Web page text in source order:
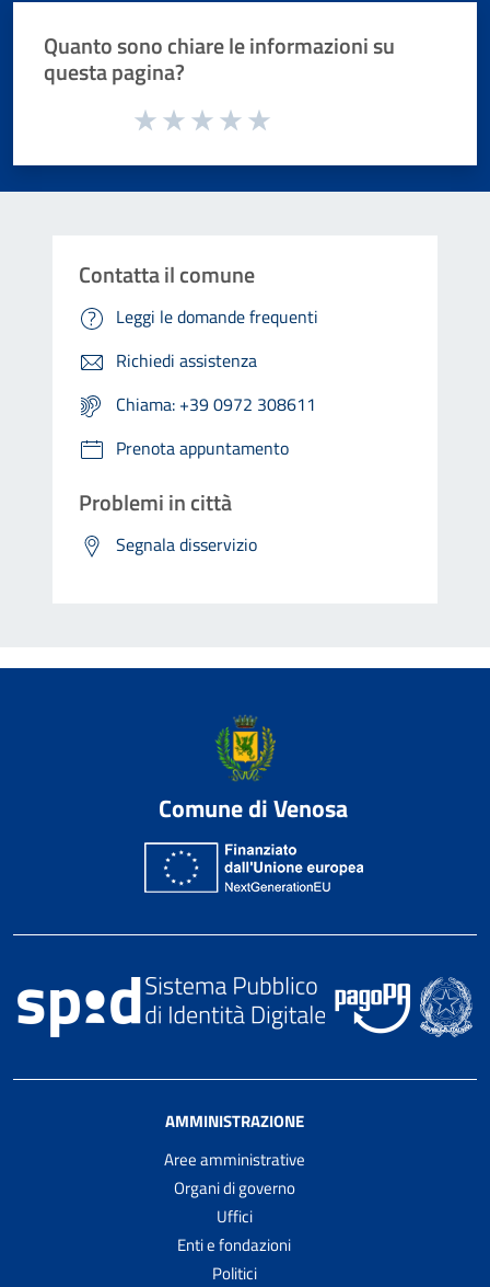
Quanto sono chiare le informazioni su
questa pagina?
Valuta da 1 a 5 stelle la pagina
Contatta il comune
Leggi le domande frequenti
Richiedi assistenza
Chiama: +39 0972 308611
Prenota appuntamento
Problemi in città
Segnala disservizio
Comune di Venosa
AMMINISTRAZIONE
Aree amministrative
Organi di governo
Uffici
Enti e fondazioni
Politici